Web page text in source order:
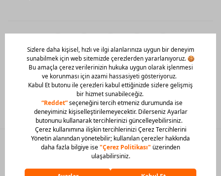
Mobil Uygulamamızı Hemen İndir!